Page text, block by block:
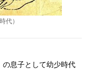
代）
息子として幼少時代